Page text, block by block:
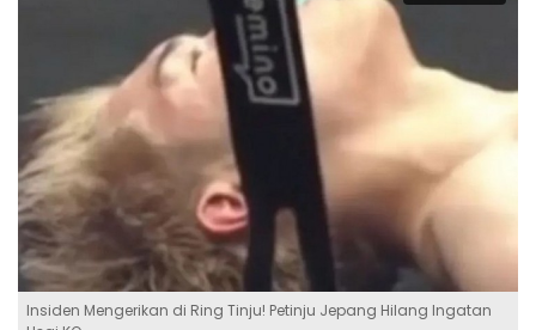
Insiden Mengerikan di Ring Tinju! Petinju Jepang Hilang Ingatan